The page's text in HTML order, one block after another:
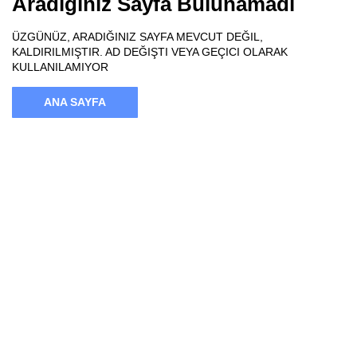
ÜZGÜNÜZ, ARADIĞINIZ SAYFA MEVCUT DEĞIL,
KALDIRILMIŞTIR. AD DEĞIŞTI VEYA GEÇICI OLARAK
KULLANILAMIYOR
ANA SAYFA